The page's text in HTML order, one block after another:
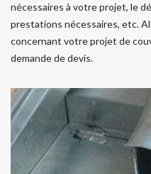
nécessaires à votre projet, le
prestations nécessaires, etc.
concernant votre projet de
demande de devis.